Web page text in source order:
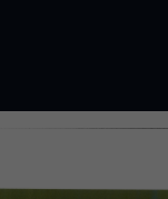
PRZETARGI